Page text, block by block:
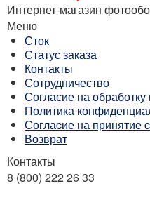
Интернет-магазин
Меню
Сток
Статус заказа
Контакты
Сотрудничество
Согласие на
Политика
Соглаcие на принятие
Возврат
Контакты
8 (800) 222 26 33